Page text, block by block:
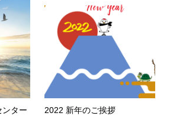
ター
2022 新年のご挨拶